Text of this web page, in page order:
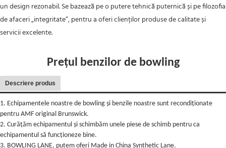
un design rezonabil. Se bazează pe o putere tehnică puternică și pe filozofia
de afaceri „integritate”, pentru a oferi clienților produse de calitate și
servicii excelente.
Prețul benzilor de bowling
Descriere produs
1. Echipamentele noastre de bowling și benzile noastre sunt recondiționate
pentru AMF original Brunswick.
2. Curățăm echipamentul și schimbăm unele piese de schimb pentru ca
echipamentul să funcționeze bine.
3. BOWLING LANE, putem oferi Made in China Synthetic Lane.